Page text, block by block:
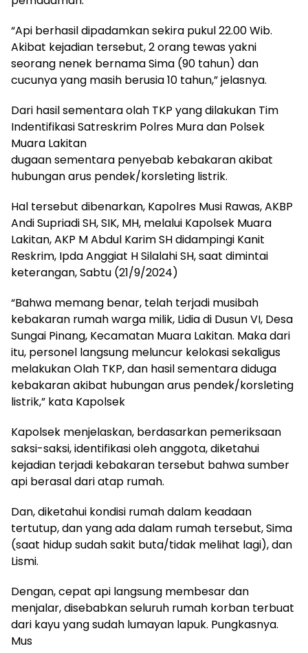
“Api berhasil dipadamkan sekira pukul 22.00 Wib.
Akibat kejadian tersebut, 2 orang tewas yakni
seorang nenek bernama Sima (90 tahun) dan
cucunya yang masih berusia 10 tahun,” jelasnya.
Dari hasil sementara olah TKP yang dilakukan Tim
Indentifikasi Satreskrim Polres Mura dan Polsek
Muara Lakitan
dugaan sementara penyebab kebakaran akibat
hubungan arus pendek/korsleting listrik.
Hal tersebut dibenarkan, Kapolres Musi Rawas, AKBP
Andi Supriadi SH, SIK, MH, melalui Kapolsek Muara
Lakitan, AKP M Abdul Karim SH didampingi Kanit
Reskrim, Ipda Anggiat H Silalahi SH, saat dimintai
keterangan, Sabtu (21/9/2024)
“Bahwa memang benar, telah terjadi musibah
kebakaran rumah warga milik, Lidia di Dusun VI, Desa
Sungai Pinang, Kecamatan Muara Lakitan. Maka dari
itu, personel langsung meluncur kelokasi sekaligus
melakukan Olah TKP, dan hasil sementara diduga
kebakaran akibat hubungan arus pendek/korsleting
listrik,” kata Kapolsek
Kapolsek menjelaskan, berdasarkan pemeriksaan
saksi-saksi, identifikasi oleh anggota, diketahui
kejadian terjadi kebakaran tersebut bahwa sumber
api berasal dari atap rumah.
Dan, diketahui kondisi rumah dalam keadaan
tertutup, dan yang ada dalam rumah tersebut, Sima
(saat hidup sudah sakit buta/tidak melihat lagi), dan
Lismi.
Dengan, cepat api langsung membesar dan
menjalar, disebabkan seluruh rumah korban terbuat
dari kayu yang sudah lumayan lapuk. Pungkasnya.
Mus